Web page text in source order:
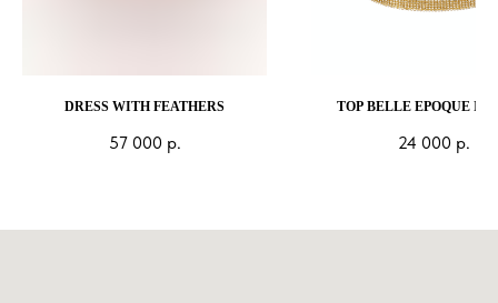
DRESS WITH FEATHERS
57 000 р.
TOP BELLE EPOQUE IN
24 000 р.